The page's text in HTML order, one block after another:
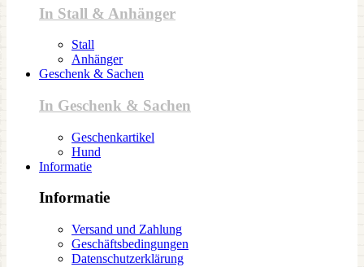
In Stall & Anhänger
Stall
Anhänger
Geschenk & Sachen
In Geschenk & Sachen
Geschenkartikel
Hund
Informatie
Informatie
Versand und Zahlung
Geschäftsbedingungen
Datenschutzerklärung